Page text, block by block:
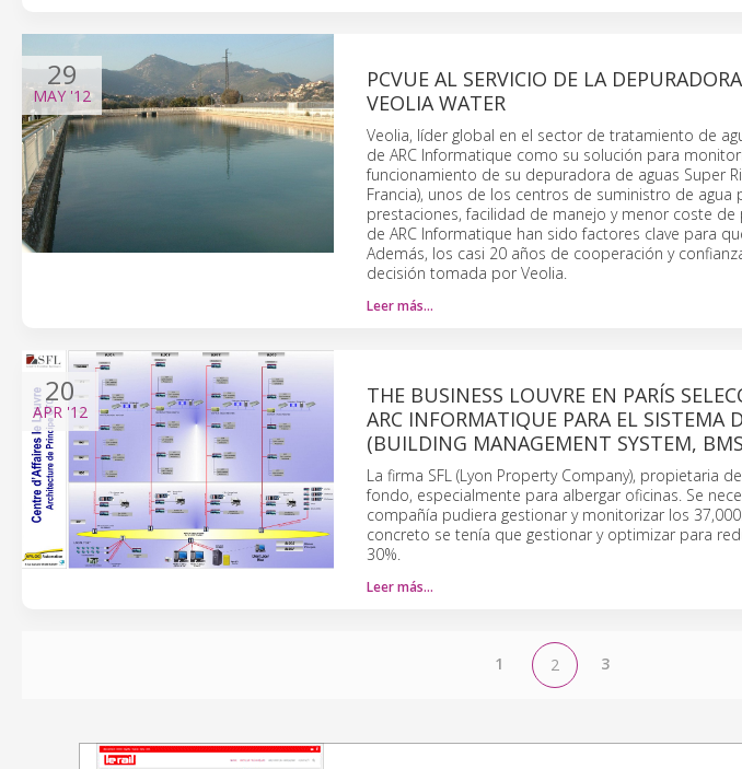
29
MAY'12
PCVUE AL SERVICIO DE LA
VEOLIA WATER
Veolia, líder global en el sector de tratamiento de
de ARC Informatique como su solución para
funcionamiento de su depuradora de aguas Super
Francia), unos de los centros de suministro de
prestaciones, facilidad de manejo y menor coste
de ARC Informatique han sido factores clave para
Además, los casi 20 años de cooperación y
decisión tomada por Veolia.
Leer más…
20
APR '12
THE BUSINESS LOUVRE EN PARÍS
ARC INFORMATIQUE PARA EL SISTEMA
(BUILDING MANAGEMENT SYSTEM,
La firma SFL (Lyon Property Company), propietaria
fondo, especialmente para albergar oficinas. Se
compañía pudiera gestionar y monitorizar los
concreto se tenía que gestionar y optimizar para
30%.
Leer más…
1 2 3